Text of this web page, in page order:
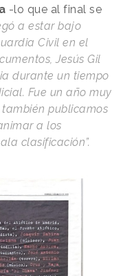
-lo que al final se
a estar bajo
Civil en el
Jesús Gil
durante un tiempo
Fue un año muy
publicamos
a los
clasificación”.